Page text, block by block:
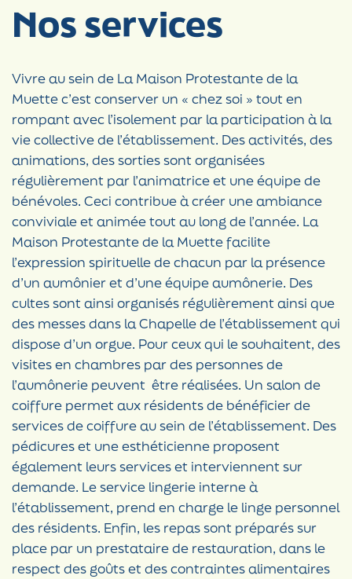
Nos services
Vivre au sein de La Maison Protestante de la
Muette c’est conserver un « chez soi » tout en
rompant avec l’isolement par la participation à la
vie collective de l’établissement. Des activités, des
animations, des sorties sont organisées
régulièrement par l’animatrice et une équipe de
bénévoles. Ceci contribue à créer une ambiance
conviviale et animée tout au long de l’année. La
Maison Protestante de la Muette facilite
l’expression spirituelle de chacun par la présence
d’un aumônier et d’une équipe aumônerie. Des
cultes sont ainsi organisés régulièrement ainsi que
des messes dans la Chapelle de l’établissement qui
dispose d’un orgue. Pour ceux qui le souhaitent, des
visites en chambres par des personnes de
l’aumônerie peuvent être réalisées. Un salon de
coiffure permet aux résidents de bénéficier de
services de coiffure au sein de l’établissement. Des
pédicures et une esthéticienne proposent
également leurs services et interviennent sur
demande. Le service lingerie interne à
l’établissement, prend en charge le linge personnel
des résidents. Enfin, les repas sont préparés sur
place par un prestataire de restauration, dans le
respect des goûts et des contraintes alimentaires